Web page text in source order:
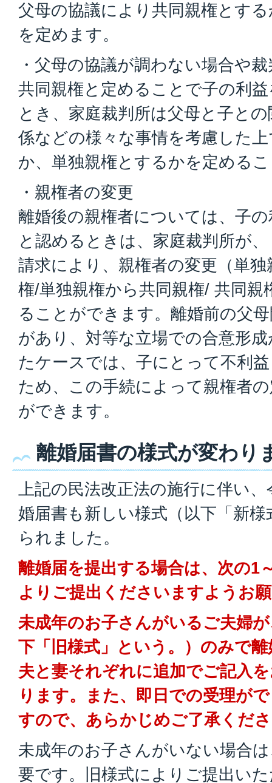
父母の協議により共同親権とす
を定めます。
・父母の協議が調わない場合や
共同親権と定めることで子の利
とき、家庭裁判所は父母と子と
係などの様々な事情を考慮した
か、単独親権とするかを定める
・親権者の変更
離婚後の親権者については、子
と認めるときは、家庭裁判所が
請求により、親権者の変更（単
権/単独親権から共同親権/ 共同親
ることができます。離婚前の父
があり、対等な立場での合意形
たケースでは、子にとって不利
ため、この手続によって親権者
ができます。
離婚届書の様式が変わり
上記の民法改正法の施行に伴い
婚届書も新しい様式（以下「新
られました。
離婚届を提出する場合は、次の1
よりご提出くださいますようお
未成年のお子さんがいるご夫婦
下「旧様式」という。）のみで
夫と妻それぞれに追加でご記入
ります。また、即日での受理が
すので、あらかじめご了承くだ
未成年のお子さんがいない場合
要です。旧様式によりご提出い